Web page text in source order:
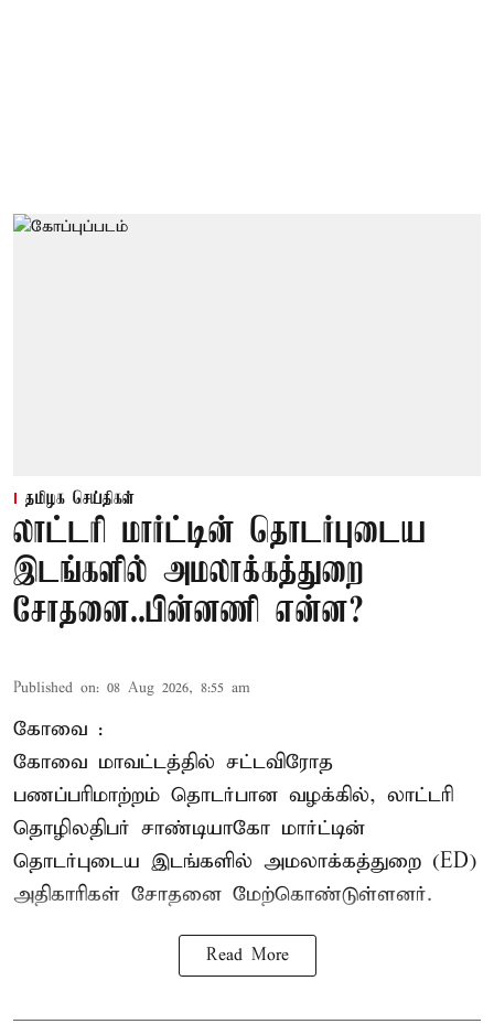
தமிழக செய்திகள்
லாட்டரி மார்ட்டின் தொடர்புடைய
இடங்களில் அமலாக்கத்துறை
சோதனை..பின்னணி என்ன?
Published on: 08 Aug 2026, 8:55 am
கோவை :
கோவை மாவட்டத்தில் சட்டவிரோத
பணப்பரிமாற்றம் தொடர்பான வழக்கில், லாட்டரி
தொழிலதிபர் சாண்டியாகோ மார்ட்டின்
தொடர்புடைய இடங்களில் அமலாக்கத்துறை (ED)
அதிகாரிகள் சோதனை மேற்கொண்டுள்ளனர்.
Read More